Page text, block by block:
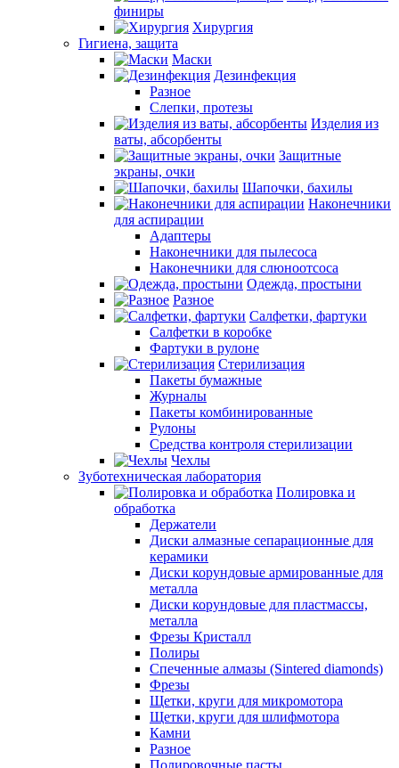
финиры
Хирургия
Гигиена, защита
Маски
Дезинфекция
Разное
Слепки, протезы
Изделия из
ваты, абсорбенты
Защитные
экраны, очки
Шапочки, бахилы
Наконечники
для аспирации
Адаптеры
Наконечники для пылесоса
Наконечники для слюноотсоса
Одежда, простыни
Разное
Салфетки, фартуки
Салфетки в коробке
Фартуки в рулоне
Стерилизация
Пакеты бумажные
Журналы
Пакеты комбинированные
Рулоны
Средства контроля стерилизации
Чехлы
Зуботехническая лаборатория
Полировка и
обработка
Держатели
Диски алмазные сепарационные для
керамики
Диски корундовые армированные для
металла
Диски корундовые для пластмассы,
металла
Фрезы Кристалл
Полиры
Спеченные алмазы (Sintered diamonds)
Фрезы
Щетки, круги для микромотора
Щетки, круги для шлифмотора
Камни
Разное
Полировочные пасты